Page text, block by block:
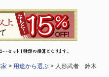
> 用途から選ぶ > 人形武者 鈴木